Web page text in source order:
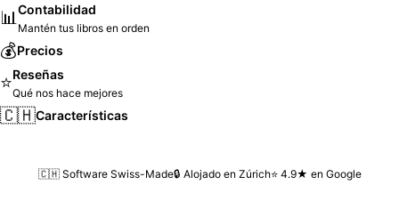
📊Contabilidad
Mantén tus libros en orden
💰Precios
⭐Reseñas
Qué nos hace mejores
🇨🇭Características
🇨🇭 Software Swiss-Made🔒 Alojado en Zúrich⭐ 4.9★ en Google